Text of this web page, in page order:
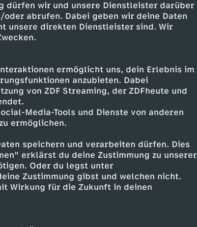
dürfen wir und unsere Dienstleister darüber
abrufen. Dabei geben wir deine Daten
unsere direkten Dienstleister sind. Wir
ermöglicht uns, dein Erlebnis im
anzubieten. Dabei
von ZDF Streaming, der ZDFheute und
Media-Tools und Dienste von anderen
ermöglichen.
speichern und verarbeiten dürfen. Dies
erklärst du deine Zustimmung zu unserer
Oder du legst unter
Zustimmung gibst und welchen nicht.
Wirkung für die Zukunft in deinen
Untertitel Bubbles